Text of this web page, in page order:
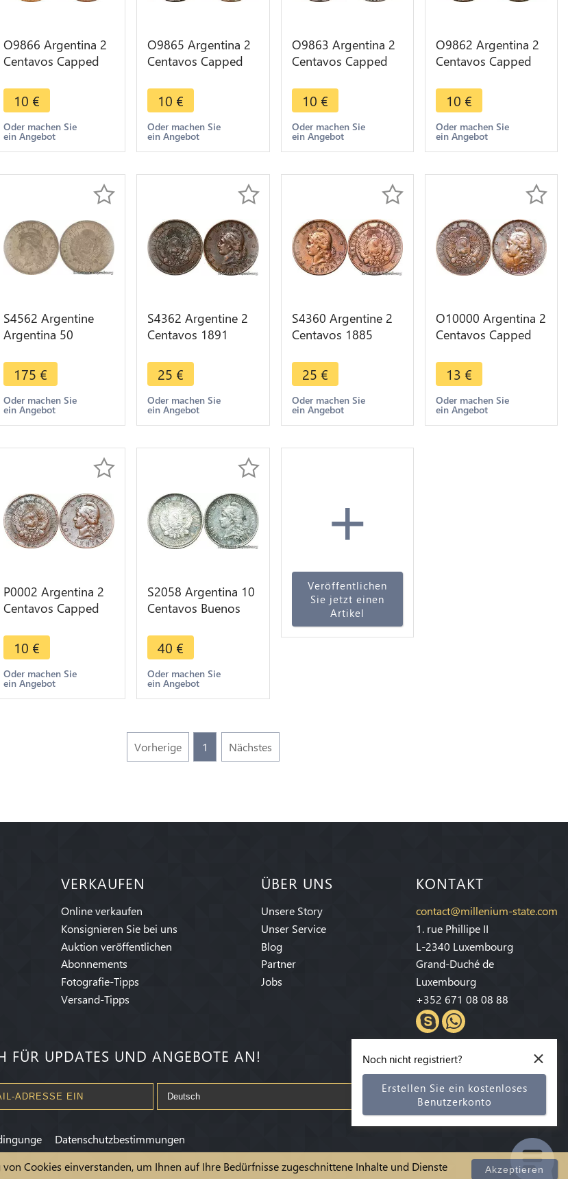
Cookies einverstanden, um Ihnen auf Ihre Bedürfnisse zugeschnittene Inhalte und Dienste
Akzeptieren
O9866 Argentina 2
Centavos Capped
> Make offer
10 €
Oder machen Sie
ein Angebot
O9865 Argentina 2
Centavos Capped
> Make offer
10 €
Oder machen Sie
ein Angebot
O9863 Argentina 2
Centavos Capped
> Make offer
10 €
Oder machen Sie
ein Angebot
O9862 Argentina 2
Centavos Capped
> Make offer
10 €
Oder machen Sie
ein Angebot
S4562 Argentine
Argentina 50
PCGS AU58 Argent
Silver - Make offer
175 €
Oder machen Sie
ein Angebot
S4362 Argentine 2
Centavos 1891
Offre
25 €
Oder machen Sie
ein Angebot
S4360 Argentine 2
Centavos 1885
Offre
25 €
Oder machen Sie
ein Angebot
O10000 Argentina 2
Centavos Capped
AU -> Make offer
13 €
Oder machen Sie
ein Angebot
P0002 Argentina 2
Centavos Capped
> Make offer
10 €
Oder machen Sie
ein Angebot
S2058 Argentina 10
Centavos Buenos
->Make offer
40 €
Oder machen Sie
ein Angebot
+
Veröffentlichen
Sie jetzt einen
Artikel
Vorherige 1 Nächstes
VERKAUFEN
Online verkaufen
Konsignieren Sie bei uns
Auktion veröffentlichen
Abonnements
Fotografie-Tipps
Versand-Tipps
ÜBER UNS
Unsere Story
Unser Service
Blog
Partner
Jobs
KONTAKT
contact@millenium-state.com
1. rue Phillipe II
L-2340 Luxembourg
Grand-Duché de
Luxembourg
+352 671 08 08 88
FÜR UPDATES UND ANGEBOTE AN!
Abonnieren
Datenschutzbestimmungen
×
Noch nicht registriert?
Erstellen Sie ein kostenloses
Benutzerkonto